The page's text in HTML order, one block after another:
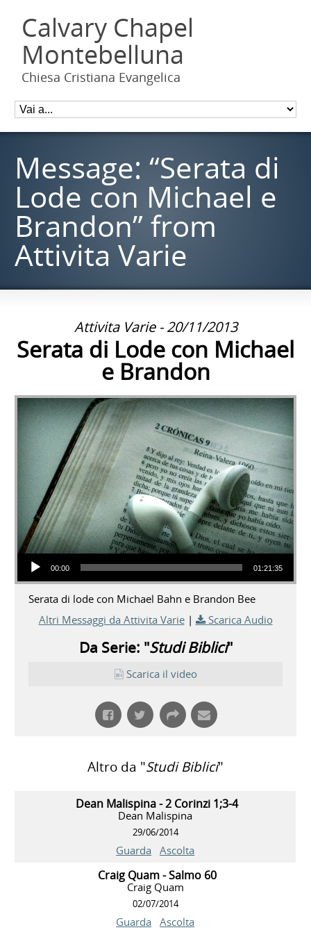
Calvary Chapel
Montebelluna
Chiesa Cristiana Evangelica
Message: “Serata di
Lode con Michael e
Brandon” from
Attivita Varie
Attivita Varie - 20/11/2013
Serata di Lode con Michael
e Brandon
Audio Player
00:00 01:21:35
Serata di lode con Michael Bahn e Brandon Bee
Altri Messaggi da Attivita Varie| Scarica Audio
Da Serie: "Studi Biblici"
Scarica il video
Altro da "Studi Biblici"
Dean Malispina - 2 Corinzi 1;3-4
Dean Malispina
29/06/2014
Guarda Ascolta
Craig Quam - Salmo 60
Craig Quam
02/07/2014
Guarda Ascolta